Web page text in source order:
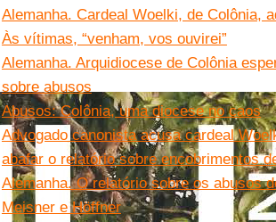
Alemanha. Cardeal Woelki, de Colônia,
Às vítimas, “venham, vos ouvirei”
Alemanha. Arquidiocese de Colônia
sobre abusos
Abusos: Colônia, uma diocese no caos
Advogado canonista acusa cardeal
abafar o relatório sobre encobrimentos
Alemanha. O relatório sobre os abusos
Meisner e Höffner